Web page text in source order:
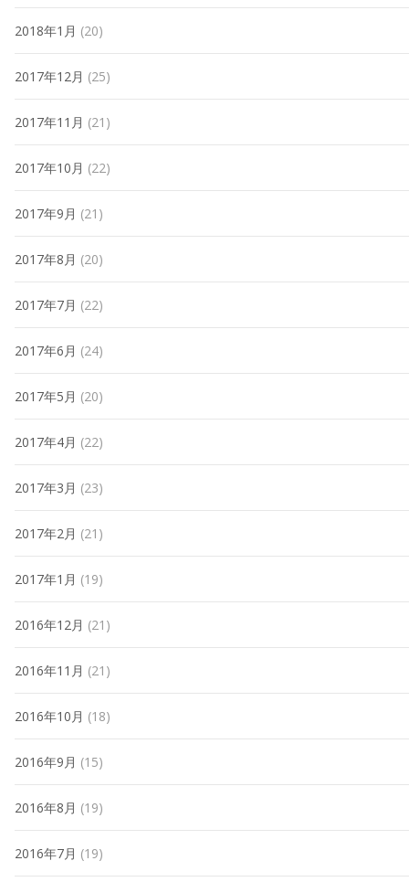
2018年1月 (20)
2017年12月 (25)
2017年11月 (21)
2017年10月 (22)
2017年9月 (21)
2017年8月 (20)
2017年7月 (22)
2017年6月 (24)
2017年5月 (20)
2017年4月 (22)
2017年3月 (23)
2017年2月 (21)
2017年1月 (19)
2016年12月 (21)
2016年11月 (21)
2016年10月 (18)
2016年9月 (15)
2016年8月 (19)
2016年7月 (19)